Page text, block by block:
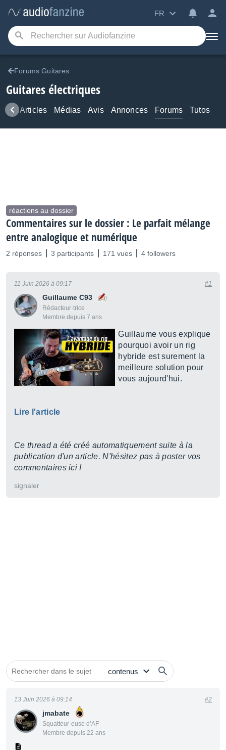
FR
Forums Guitares
Guitares électriques
Articles Médias Avis Annonces Forums Tutos
réactions au dossier
Commentaires sur le dossier : Le parfait mélange
entre analogique et numérique
2 réponses 3 participants 171 vues 4 followers
Guillaume C93
Rédacteur·trice
Membre depuis 7 ans
11 Juin 2026 à 09:17 #1
Guillaume vous explique
pourquoi avoir un rig
hybride est surement la
meilleure solution pour
vous aujourd'hui.
Lire l'article
Ce thread a été créé automatiquement suite à la
publication d'un article. N'hésitez pas à poster vos
commentaires ici !
signaler
jmabate
Squatteur·euse d’AF
Membre depuis 22 ans
13 Juin 2026 à 09:14 #2